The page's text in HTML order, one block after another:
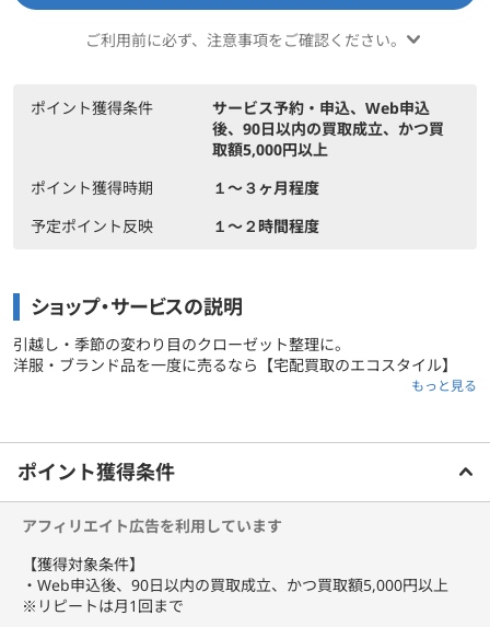
ご利用前に必ず、注意事項をご確認ください。
ポイント獲得条件
サービス予約・申込、Web申込
後、90日以内の買取成立、かつ買
取額5,000円以上
ポイント獲得時期
１〜３ヶ月程度
予定ポイント反映
１〜２時間程度
ショップ・サービスの説明
引越し・季節の変わり目のクローゼット整理に。
洋服・ブランド品を一度に売るなら【宅配買取のエコスタイル】
豊富な実績と独自の販売ルートにより、他社より高い査定額を実
現。
「そのブランド品、想像以上の高値がつくかも。」
不要なアイテムを、今すぐ現金に変えてみませんか？
もっと見る
ご利用前に必ずお読みください
ポイント獲得条件
アフィリエイト広告を利用しています
【獲得対象条件】
・Web申込後、90日以内の買取成立、かつ買取額5,000円以上
※リピートは月1回まで